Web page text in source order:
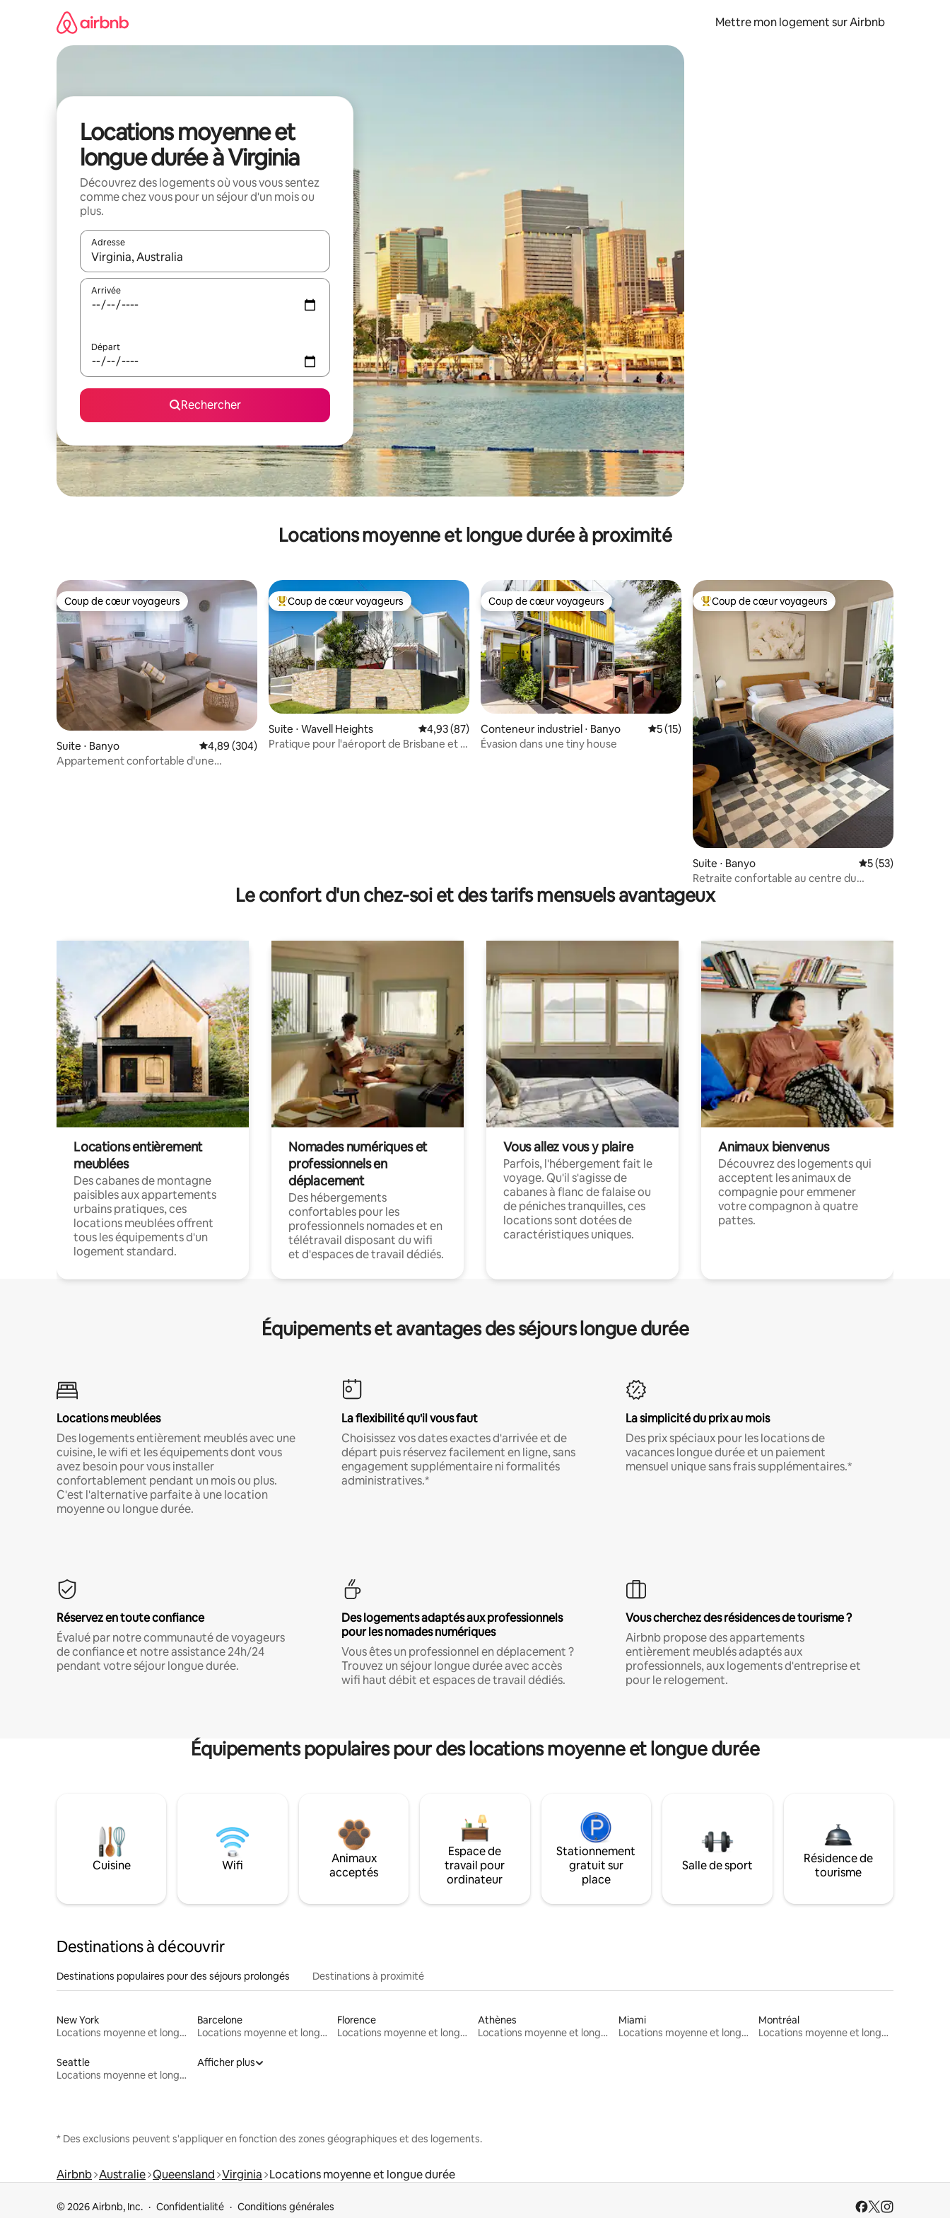
Mettre mon logement sur Airbnb
Locations moyenne et
longue durée à Virginia
Découvrez des logements où vous vous sentez
comme chez vous pour un séjour d'un mois ou
plus.
Adresse
Lorsque les résultats s'affichent, utilisez les flèches vers le haut et vers le bas pour les parcourir ou en appuyant et en faisant glisser.
Arrivée
Départ
Rechercher
Locations moyenne et longue durée à proximité
Coup de cœur voyageurs
Coup de cœur voyageurs
Suite ⋅ Banyo Évaluation moyenne sur la base de 304 commentaires : 4,89 sur 5
4,89 (304)
Appartement confortable d'une
Coups de cœur voyageurs les plus appréciés
Coup de cœur voyageurs
Suite ⋅ Wavell Heights Évaluation moyenne sur la base de 87 commentaires : 4,93 sur 5
4,93 (87)
Pratique pour l'aéroport de Brisbane et la
Coup de cœur voyageurs
Coup de cœur voyageurs
Conteneur industriel ⋅ Banyo Évaluation moyenne sur la base de 15 commentaires : 5 sur 5
5 (15)
Évasion dans une tiny house
Coups de cœur voyageurs les plus appréciés
Coup de cœur voyageurs
Suite ⋅ Banyo Évaluation
5 (53)
Retraite confortable au centre du
divertissement et de l'aéroport
Le confort d'un chez-soi et des tarifs mensuels avantageux
Locations entièrement
meublées
Des cabanes de montagne
paisibles aux appartements
urbains pratiques, ces
locations meublées offrent
tous les équipements d'un
logement standard.
Nomades numériques et
professionnels en
déplacement
Des hébergements
confortables pour les
professionnels nomades et en
télétravail disposant du wifi
et d'espaces de travail dédiés.
Vous allez vous y plaire
Parfois, l'hébergement fait le
voyage. Qu'il s'agisse de
cabanes à flanc de falaise ou
de péniches tranquilles, ces
locations sont dotées de
caractéristiques uniques.
Animaux bienvenus
Découvrez des logements qui
acceptent les animaux de
compagnie pour emmener
votre compagnon à quatre
pattes.
Équipements et avantages des séjours longue durée
Locations meublées
Des logements entièrement meublés avec une
cuisine, le wifi et les équipements dont vous
avez besoin pour vous installer
confortablement pendant un mois ou plus.
C'est l'alternative parfaite à une location
moyenne ou longue durée.
La flexibilité qu'il vous faut
Choisissez vos dates exactes d'arrivée et de
départ puis réservez facilement en ligne, sans
engagement supplémentaire ni formalités
administratives.*
La simplicité du prix au mois
Des prix spéciaux pour les locations de
vacances longue durée et un paiement
mensuel unique sans frais supplémentaires.*
Réservez en toute confiance
Évalué par notre communauté de voyageurs
de confiance et notre assistance 24h/24
pendant votre séjour longue durée.
Des logements adaptés aux professionnels
pour les nomades numériques
Vous êtes un professionnel en déplacement ?
Trouvez un séjour longue durée avec accès
wifi haut débit et espaces de travail dédiés.
Vous cherchez des résidences de tourisme ?
Airbnb propose des appartements
entièrement meublés adaptés aux
professionnels, aux logements d'entreprise et
pour le relogement.
Équipements populaires pour des locations moyenne et longue durée
Cuisine Wifi
Animaux
acceptés
Espace de
travail pour
ordinateur
Stationnement
gratuit sur
place
Salle de sport
Résidence de
tourisme
Destinations à découvrir
Destinations populaires pour des séjours prolongés Destinations à proximité
New York
Locations moyenne et longue durée
Barcelone
Locations moyenne et longue durée
Florence
Locations moyenne et longue durée
Athènes
Locations moyenne et longue durée
Miami
Locations moyenne et longue durée
Montréal
Locations moyenne et longue durée
Seattle
Locations moyenne et longue durée
Afficher plus
* Des exclusions peuvent s'appliquer en fonction des zones géographiques et des logements.
Airbnb Australie Queensland Virginia Locations moyenne et longue durée
© 2026 Airbnb, Inc. Confidentialité Conditions générales